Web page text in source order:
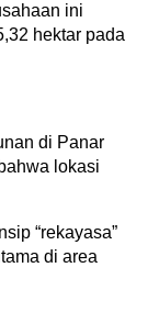
ini
hektar pada
di Panar
lokasi
“rekayasa”
di area